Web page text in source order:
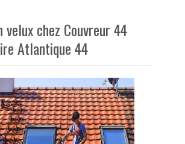
velux chez Couvreur 44
Atlantique 44